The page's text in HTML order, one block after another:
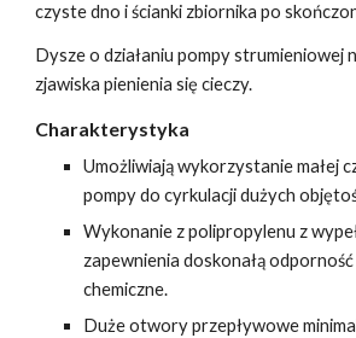
czyste dno i ścianki zbiornika po
Dysze o działaniu pompy strumieniowej
zjawiska pienienia się cieczy.
Charakterystyka
Umożliwiają wykorzystanie małej
pompy do cyrkulacji dużych
Wykonanie z polipropylenu z
zapewnienia doskonałą
chemiczne.
Duże otwory przepływowe